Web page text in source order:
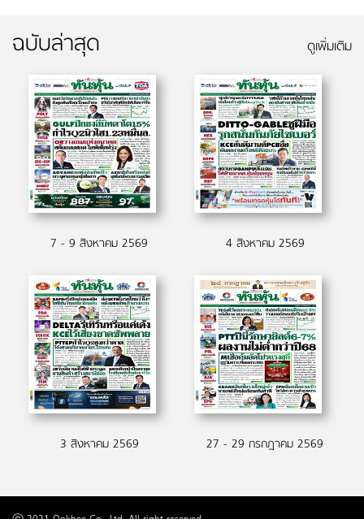
ฉบับล่าสุด ดูเพิ่มเติม
7 - 9 สิงหาคม 2569 4 สิงหาคม 2569
3 สิงหาคม 2569 27 - 29 กรกฎาคม 2569